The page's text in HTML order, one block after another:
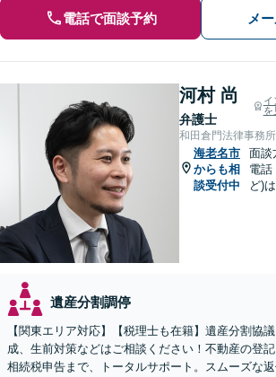
電話で面談予約 メ
河村 尚
弁護士
イ
を
和田倉門法律事務所
海老名市
からも相
談受付中
面談
電話
ど)
遺産分割調停
【関東エリア対応】【税理士も在籍】遺産分割協
成、生前対策などはご相談ください！不動産の登記
相続税申告まで、トータルサポート。スムーズな